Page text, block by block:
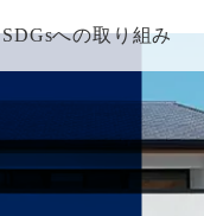
SDGsへの取り組み